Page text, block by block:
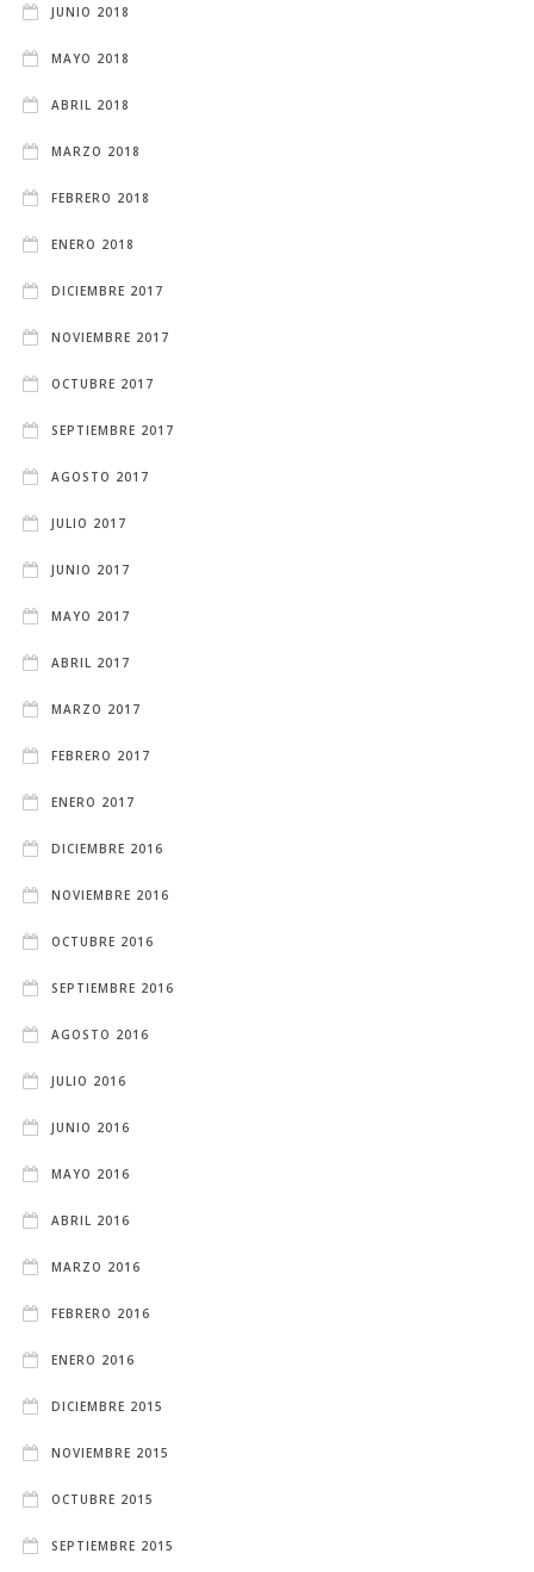
JUNIO 2018
MAYO 2018
ABRIL 2018
MARZO 2018
FEBRERO 2018
ENERO 2018
DICIEMBRE 2017
NOVIEMBRE 2017
OCTUBRE 2017
SEPTIEMBRE 2017
AGOSTO 2017
JULIO 2017
JUNIO 2017
MAYO 2017
ABRIL 2017
MARZO 2017
FEBRERO 2017
ENERO 2017
DICIEMBRE 2016
NOVIEMBRE 2016
OCTUBRE 2016
SEPTIEMBRE 2016
AGOSTO 2016
JULIO 2016
JUNIO 2016
MAYO 2016
ABRIL 2016
MARZO 2016
FEBRERO 2016
ENERO 2016
DICIEMBRE 2015
NOVIEMBRE 2015
OCTUBRE 2015
SEPTIEMBRE 2015